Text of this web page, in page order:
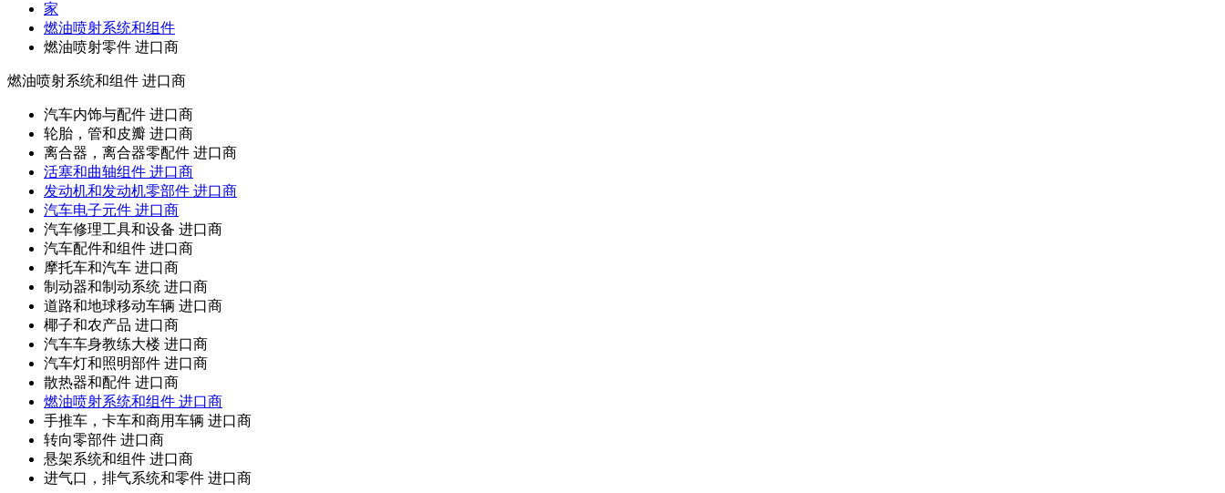
家
燃油喷射系统和组件
燃油喷射零件 进口商
燃油喷射系统和组件 进口商
汽车内饰与配件 进口商
轮胎，管和皮瓣 进口商
离合器，离合器零配件 进口商
活塞和曲轴组件 进口商
发动机和发动机零部件 进口商
汽车电子元件 进口商
汽车修理工具和设备 进口商
汽车配件和组件 进口商
摩托车和汽车 进口商
制动器和制动系统 进口商
道路和地球移动车辆 进口商
椰子和农产品 进口商
汽车车身教练大楼 进口商
汽车灯和照明部件 进口商
散热器和配件 进口商
燃油喷射系统和组件 进口商
手推车，卡车和商用车辆 进口商
转向零部件 进口商
悬架系统和组件 进口商
进气口，排气系统和零件 进口商